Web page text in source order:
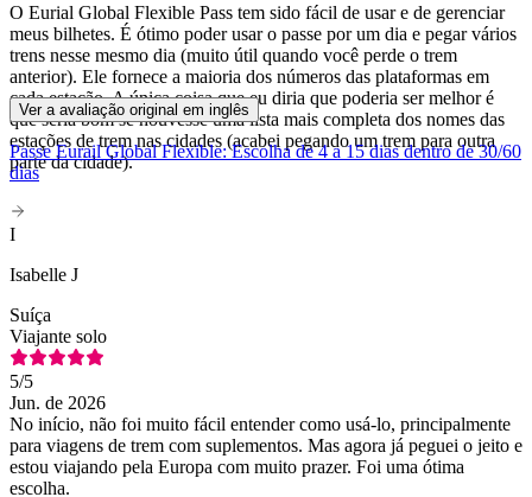
O Eurial Global Flexible Pass tem sido fácil de usar e de gerenciar
meus bilhetes. É ótimo poder usar o passe por um dia e pegar vários
trens nesse mesmo dia (muito útil quando você perde o trem
anterior). Ele fornece a maioria dos números das plataformas em
cada estação. A única coisa que eu diria que poderia ser melhor é
que seria bom se houvesse uma lista mais completa dos nomes das
estações de trem nas cidades (acabei pegando um trem para outra
parte da cidade).
Ver a avaliação original em inglês
Passe Eurail Global Flexible: Escolha de 4 a 15 dias dentro de 30/60
dias
I
Isabelle J
Suíça
Viajante solo
5/5
Jun. de 2026
No início, não foi muito fácil entender como usá-lo, principalmente
para viagens de trem com suplementos. Mas agora já peguei o jeito e
estou viajando pela Europa com muito prazer. Foi uma ótima
escolha.